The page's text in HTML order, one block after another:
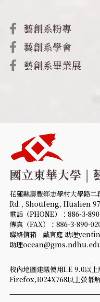
藝創系粉專
藝創系學會
藝創系畢業展
花蓮縣壽豐鄉志學村大學路
Rd., Shoufeng, Hualien
電話（PHONE）：886-3-
傳真（FAX）：886-3-890-
聯絡信箱 - 戴言庭 助理
助理
校內地圖建議使用I.E 9.0以
Firefox,1024X768以上螢幕